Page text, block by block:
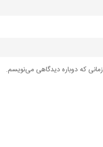
که دوباره دیدگاهی می‌نویسم.